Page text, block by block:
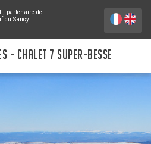
, partenaire de
du Sancy
- CHALET 7 SUPER-BESSE